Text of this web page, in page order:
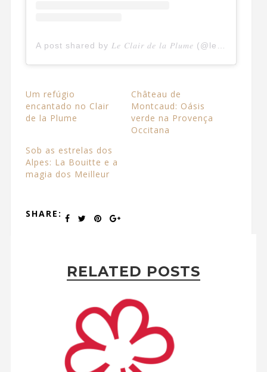
A post shared by 𝐿𝑒 𝐶𝑙𝑎𝑖𝑟 𝑑𝑒 𝑙𝑎 𝑃𝑙𝑢𝑚𝑒 (@leclairdelaplume)
Um refúgio
encantado no Clair
de la Plume
Château de
Montcaud: Oásis
verde na Provença
Occitana
Sob as estrelas dos
Alpes: La Bouitte e a
magia dos Meilleur
SHARE:
RELATED POSTS